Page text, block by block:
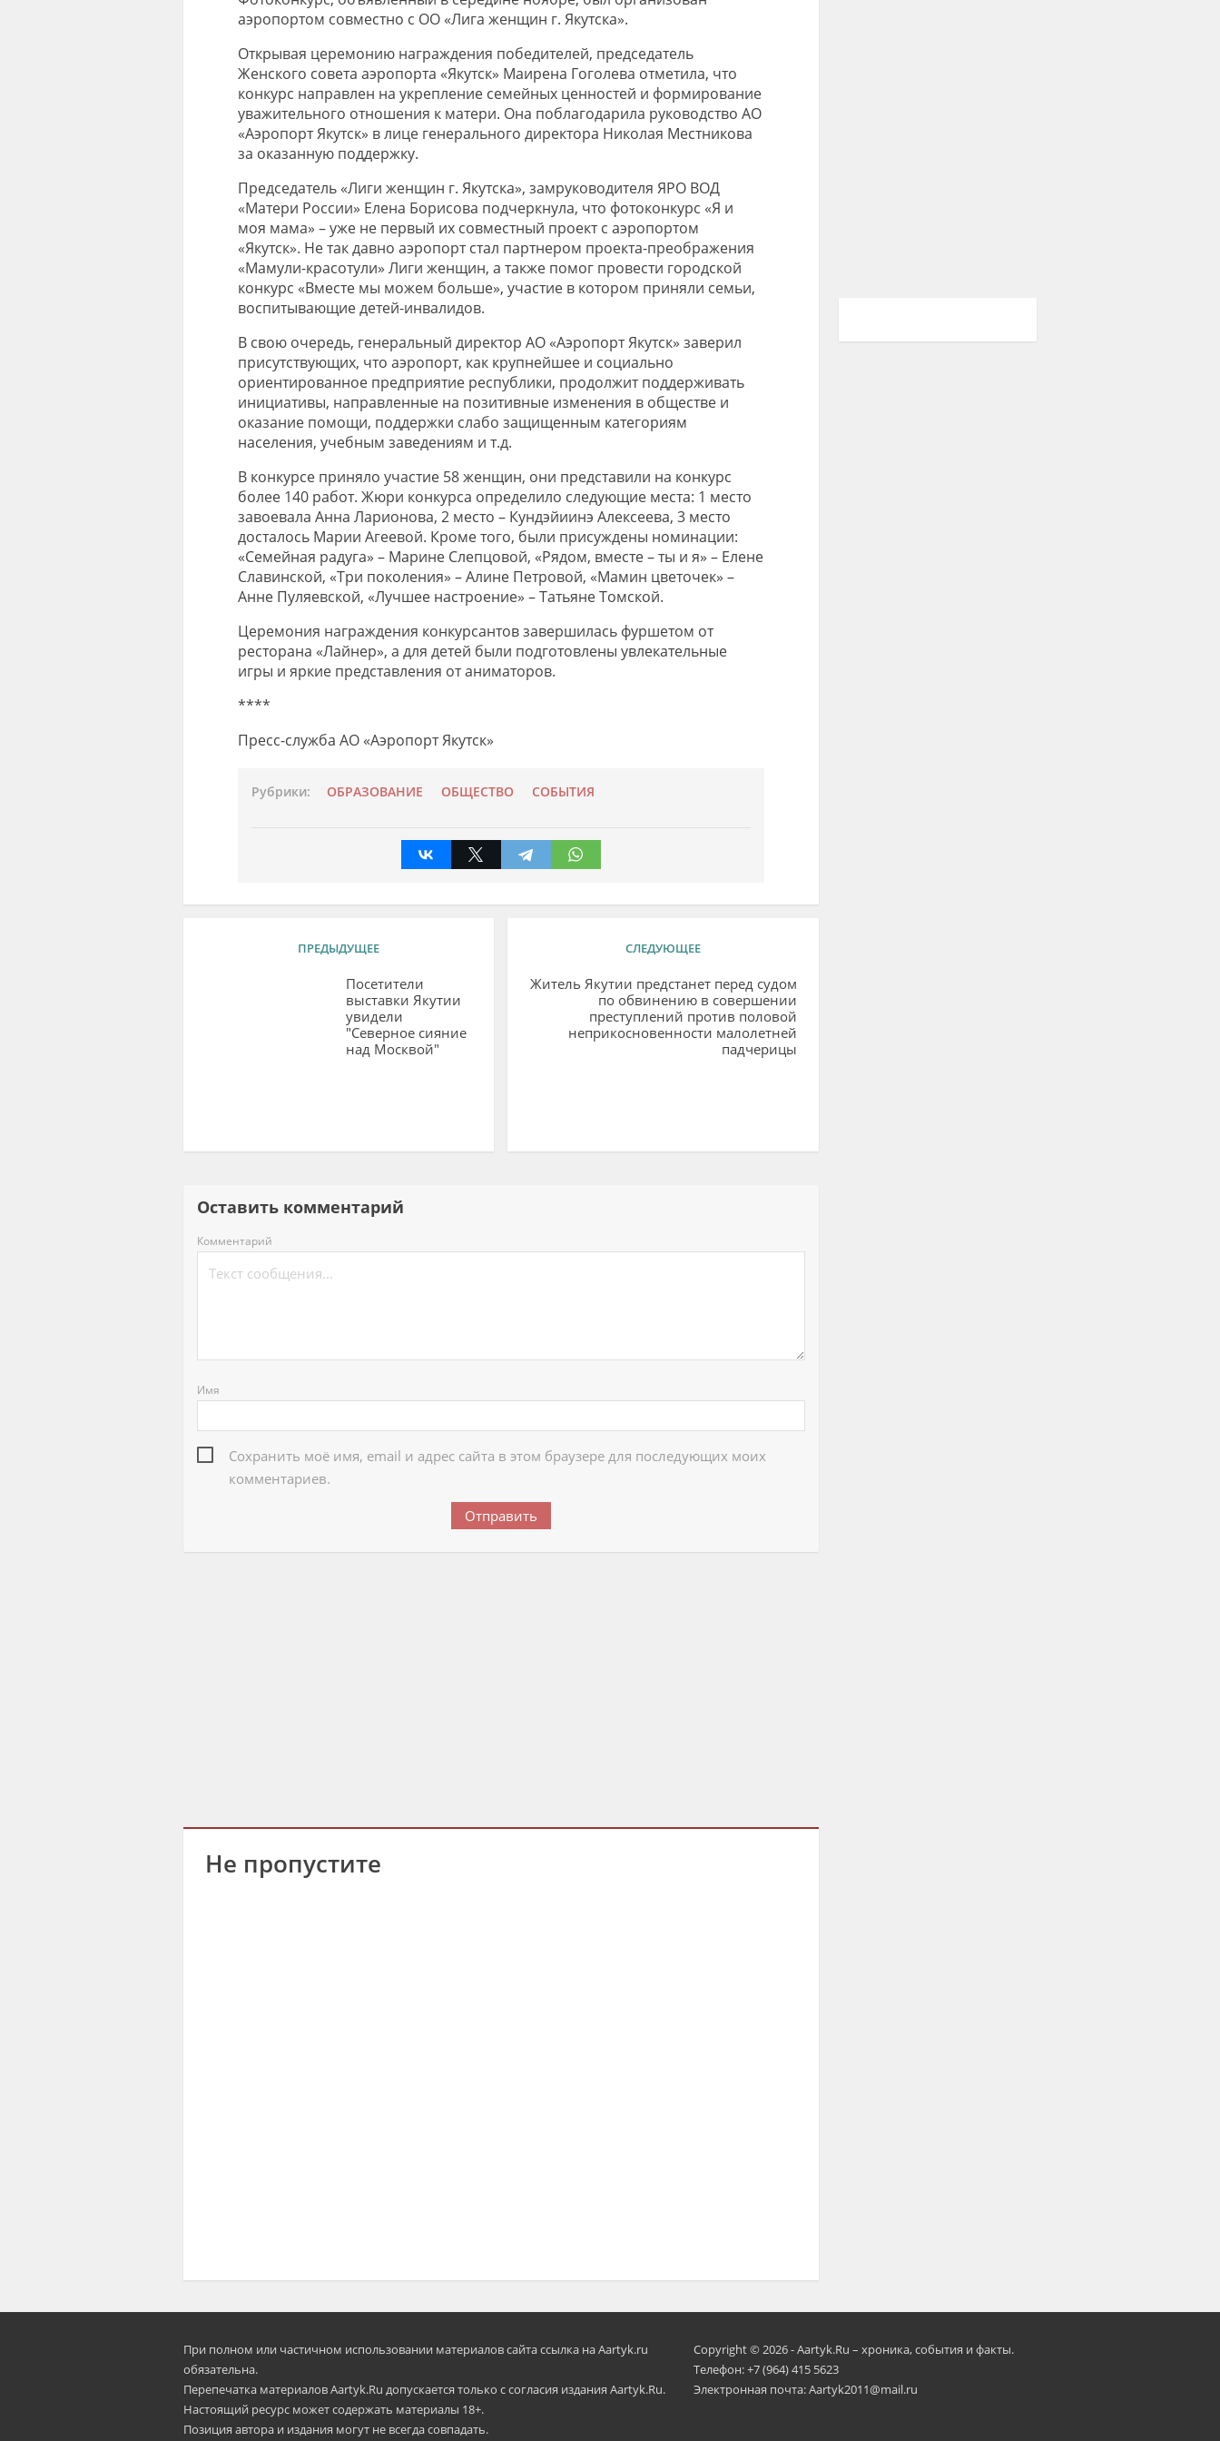
аэропортом совместно с ОО «Лига женщин г. Якутска».
Открывая церемонию награждения победителей, председатель
Женского совета аэропорта «Якутск» Маирена Гоголева отметила, что
конкурс направлен на укрепление семейных ценностей и формирование
уважительного отношения к матери. Она поблагодарила руководство АО
«Аэропорт Якутск» в лице генерального директора Николая Местникова
за оказанную поддержку.
Председатель «Лиги женщин г. Якутска», замруководителя ЯРО ВОД
«Матери России» Елена Борисова подчеркнула, что фотоконкурс «Я и
моя мама» – уже не первый их совместный проект с аэропортом
«Якутск». Не так давно аэропорт стал партнером проекта-преображения
«Мамули-красотули» Лиги женщин, а также помог провести городской
конкурс «Вместе мы можем больше», участие в котором приняли семьи,
воспитывающие детей-инвалидов.
В свою очередь, генеральный директор АО «Аэропорт Якутск» заверил
присутствующих, что аэропорт, как крупнейшее и социально
ориентированное предприятие республики, продолжит поддерживать
инициативы, направленные на позитивные изменения в обществе и
оказание помощи, поддержки слабо защищенным категориям
населения, учебным заведениям и т.д.
В конкурсе приняло участие 58 женщин, они представили на конкурс
более 140 работ. Жюри конкурса определило следующие места: 1 место
завоевала Анна Ларионова, 2 место – Кундэйиинэ Алексеева, 3 место
досталось Марии Агеевой. Кроме того, были присуждены номинации:
«Семейная радуга» – Марине Слепцовой, «Рядом, вместе – ты и я» – Елене
Славинской, «Три поколения» – Алине Петровой, «Мамин цветочек» –
Анне Пуляевской, «Лучшее настроение» – Татьяне Томской.
Церемония награждения конкурсантов завершилась фуршетом от
ресторана «Лайнер», а для детей были подготовлены увлекательные
игры и яркие представления от аниматоров.
****
Пресс-служба АО «Аэропорт Якутск»
Рубрики: ОБРАЗОВАНИЕ ОБЩЕСТВО СОБЫТИЯ
ПРЕДЫДУЩЕЕ
Посетители
выставки Якутии
увидели
"Северное сияние
над Москвой"
СЛЕДУЮЩЕЕ
Житель Якутии предстанет перед судом
по обвинению в совершении
преступлений против половой
неприкосновенности малолетней
падчерицы
Оставить комментарий
Комментарий
Имя
Сохранить моё имя, email и адрес сайта в этом браузере для последующих моих
комментариев.
Не пропустите
При полном или частичном использовании материалов сайта ссылка на Aartyk.ru
oбязательна.
Перепечатка материалов Aartyk.Ru допускается только с согласия издания Aartyk.Ru.
Настоящий ресурс может содержать материалы 18+.
Позиция автора и издания могут не всегда совпадать.
Copyright © 2026 - Aartyk.Ru – хроника, события и факты.
Телефон: +7 (964) 415 5623
Электронная почта: Aartyk2011@mail.ru